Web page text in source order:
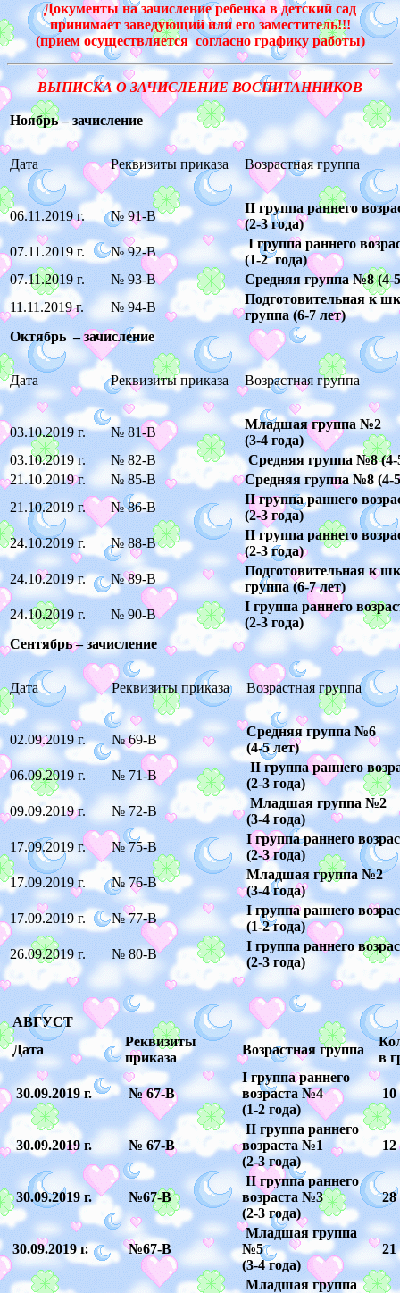
Документы на зачисление ребенка в детский сад
принимает заведующий или его заместитель!!!
(прием осуществляется согласно графику работы)
ВЫПИСКА О ЗАЧИСЛЕНИЕ ВОСПИТАННИКОВ
Ноябрь – зачисление
Дата Реквизиты приказа Возрастная группа
06.11.2019 г. № 91-В
IIгруппа раннего
(2-3 года)
07.11.2019 г.
№ 92-В
Iгруппа раннего
(1-2 года)
07.11.2019 г.
№ 93-В
Средняя группа №8 (4-
11.11.2019 г.
№ 94-В
Подготовительная к
группа (6-7 лет)
Октябрь – зачисление
Дата Реквизиты приказа Возрастная группа
03.10.2019 г. № 81-В
Младшая группа №2
(3-4 года)
03.10.2019 г.
№ 82-В
Средняя группа №8 (4-
21.10.2019 г.
№ 85-В
Средняя группа №8 (4-
21.10.2019 г.
№ 86-В
IIгруппа раннего
(2-3 года)
24.10.2019 г.
№ 88-В
IIгруппа раннего
(2-3 года)
24.10.2019 г.
№ 89-В
Подготовительная к
группа (6-7 лет)
24.10.2019 г.
№ 90-В
Iгруппа раннего
(2-3 года)
Сентябрь – зачисление
Дата Реквизиты приказа Возрастная группа
02.09.2019 г. № 69-В
Средняя группа №6
(4-5 лет)
06.09.2019 г.
№ 71-В
II группа раннего
(2-3 года)
09.09.2019 г.
№ 72-В
Младшая группа №2
(3-4 года)
17.09.2019 г.
№ 75-В
I группа раннего
(2-3 года)
17.09.2019 г.
№ 76-В
Младшая группа №2
(3-4 года)
17.09.2019 г.
№ 77-В
I группа раннего
(1-2 года)
26.09.2019 г.
№ 80-В
I группа раннего
(2-3 года)
АВГУСТ
Дата
Реквизиты
приказа
Возрастная группа
в
30.09.2019 г. № 67-В
I группа раннего
возраста №4
(1-2 года)
10
30.09.2019 г. № 67-В
II группа раннего
возраста №1
(2-3 года)
12
30.09.2019 г. №67-В
II группа раннего
возраста №3
(2-3 года)
28
30.09.2019 г. №67-В
Младшая группа
№5
(3-4 года)
21
Младшая группа